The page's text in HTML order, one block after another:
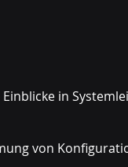
in
von